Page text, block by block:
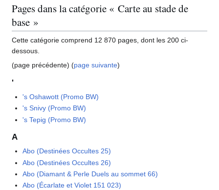
Pages dans la catégorie « Carte au stade de
base »
Cette catégorie comprend 12 870 pages, dont les 200 ci-
dessous.
(page précédente) (page suivante)
'
's Oshawott (Promo BW)
's Snivy (Promo BW)
's Tepig (Promo BW)
A
Abo (Destinées Occultes 25)
Abo (Destinées Occultes 26)
Abo (Diamant & Perle Duels au sommet 66)
Abo (Écarlate et Violet 151 023)